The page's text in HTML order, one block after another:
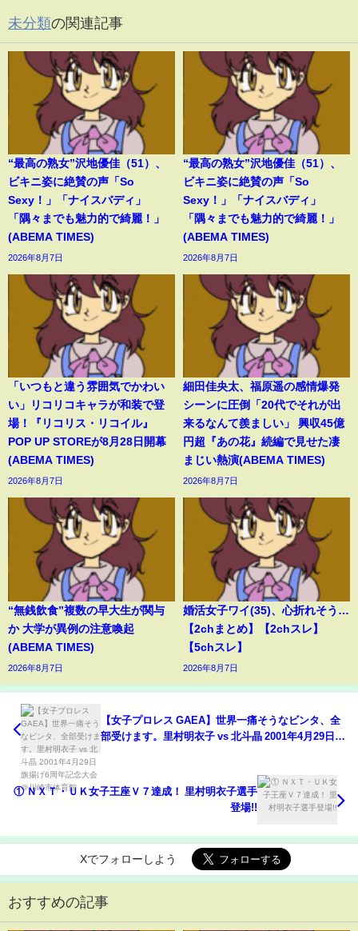
未分類の関連記事
“最高の熟女”沢地優佳（51）、
ビキニ姿に絶賛の声「So
Sexy！」「ナイスバディ」
「隅々までも魅力的で綺麗！」
(ABEMA TIMES)
2026年8月7日
“最高の熟女”沢地優佳（51）、
ビキニ姿に絶賛の声「So
Sexy！」「ナイスバディ」
「隅々までも魅力的で綺麗！」
(ABEMA TIMES)
2026年8月7日
「いつもと違う雰囲気でかわい
い」リコリコキャラが和装で登
場！『リコリス・リコイル』
POP UP STOREが8月28日開幕
(ABEMA TIMES)
2026年8月7日
細田佳央太、福原遥の感情爆発
シーンに圧倒「20代でそれが出
来るなんて羨ましい」 興収45億
円超『あの花』続編で見せた凄
まじい熱演(ABEMA TIMES)
2026年8月7日
“無銭飲食”複数の早大生が関与
か 大学が異例の注意喚起
(ABEMA TIMES)
2026年8月7日
婚活女子ワイ(35)、心折れそう…
【2chまとめ】【2chスレ】
【5chスレ】
2026年8月7日
【女子プロレス GAEA】世界一痛そうなビンタ、全
部受けます。里村明衣子 vs 北斗晶 2001年4月29日
① ＮＸＴ・ＵＫ女子王座Ｖ７達成！ 里村明衣子選手
登場!!
Xでフォローしよう
おすすめの記事